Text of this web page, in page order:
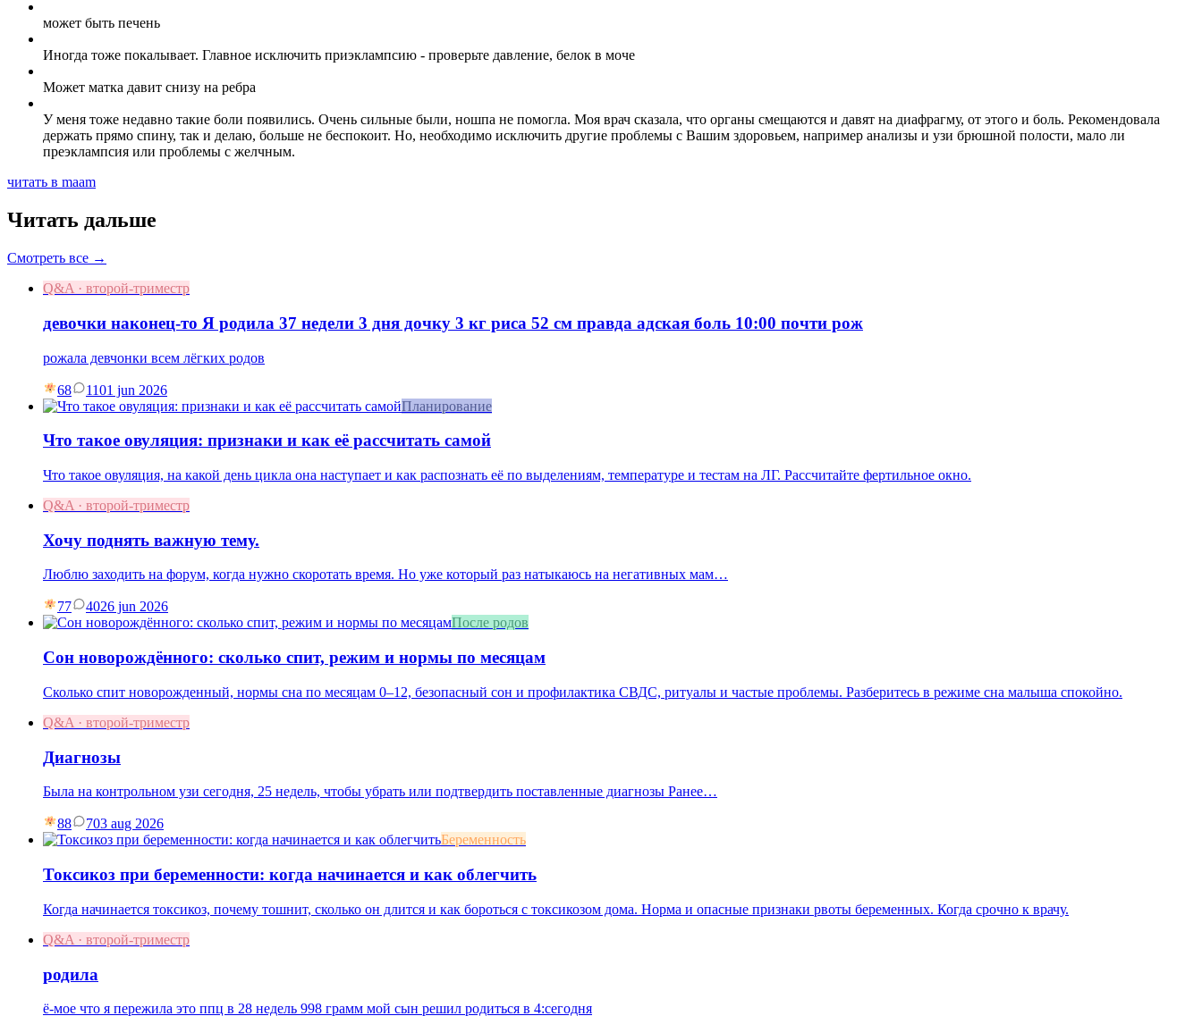
может быть печень
Иногда тоже покалывает. Главное исключить приэклампсию - проверьте давление, белок в моче
Может матка давит снизу на ребра
У меня тоже недавно такие боли появились. Очень сильные были, ношпа не помогла. Моя врач сказала, что органы смещаются и давят на диафрагму, от этого и боль. Рекомендовала
держать прямо спину, так и делаю, больше не беспокоит. Но, необходимо исключить другие проблемы с Вашим здоровьем, например анализы и узи брюшной полости, мало ли
преэклампсия или проблемы с желчным.
читать в maam
Читать дальше
Смотреть все →
Q&A · второй-триместр
девочки наконец-то Я родила 37 недели 3 дня дочку 3 кг риса 52 см правда адская боль 10:00 почти рож
рожала девчонки всем лёгких родов
68 1101 jun 2026
Планирование
Что такое овуляция: признаки и как её рассчитать самой
Что такое овуляция, на какой день цикла она наступает и как распознать её по выделениям, температуре и тестам на ЛГ. Рассчитайте фертильное окно.
Q&A · второй-триместр
Хочу поднять важную тему.
Люблю заходить на форум, когда нужно скоротать время. Но уже который раз натыкаюсь на негативных мам…
77 4026 jun 2026
После родов
Сон новорождённого: сколько спит, режим и нормы по месяцам
Сколько спит новорожденный, нормы сна по месяцам 0–12, безопасный сон и профилактика СВДС, ритуалы и частые проблемы. Разберитесь в режиме сна малыша спокойно.
Q&A · второй-триместр
Диагнозы
Была на контрольном узи сегодня, 25 недель, чтобы убрать или подтвердить поставленные диагнозы Ранее…
88 703 aug 2026
Беременность
Токсикоз при беременности: когда начинается и как облегчить
Когда начинается токсикоз, почему тошнит, сколько он длится и как бороться с токсикозом дома. Норма и опасные признаки рвоты беременных. Когда срочно к врачу.
Q&A · второй-триместр
родила
ё-мое что я пережила это ппц в 28 недель 998 грамм мой сын решил родиться в 4:сегодня